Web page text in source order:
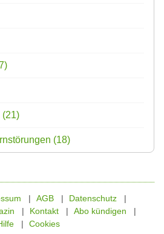
(21)
(18)
AGB
Datenschutz
Kontakt
Abo kündigen
Cookies